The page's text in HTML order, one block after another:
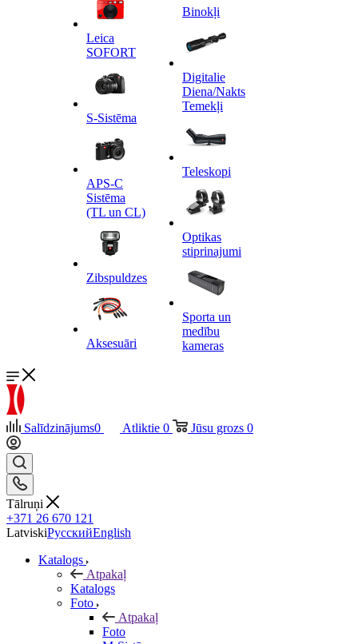
Leica
SOFORT
S-Sistēma
APS-C
Sistēma
(TL un CL)
Zibspuldzes
Aksesuāri
Binokļi
Digitalie
Diena/Nakts
Temekļi
Teleskopi
Optikas
stiprinajumi
Sporta un
medību
kameras
Salīdzinājums0 Atliktie 0 Jūsu grozs 0
Tālruņi
+371 26 670 121
LatviskiРусскийEnglish
Katalogs
Atpakaļ
Katalogs
Foto
Atpakaļ
Foto